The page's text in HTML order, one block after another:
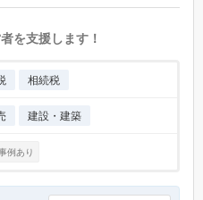
を支援します！
相続税
建設・建築
例あり